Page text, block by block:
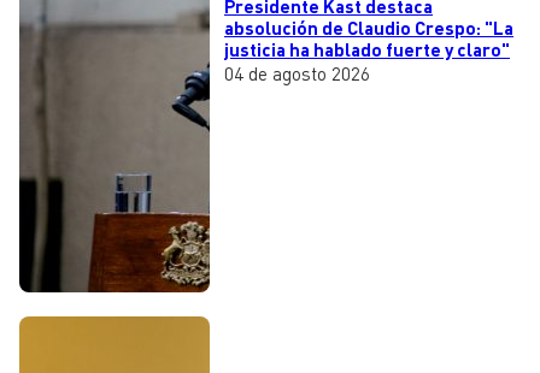
Presidente Kast destaca
absolución de Claudio Crespo: "La
justicia ha hablado fuerte y claro"
04 de agosto 2026